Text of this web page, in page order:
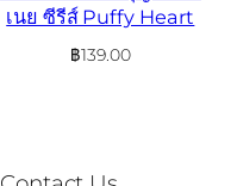
เนย ซีรีส์ Puffy Heart
฿139.00